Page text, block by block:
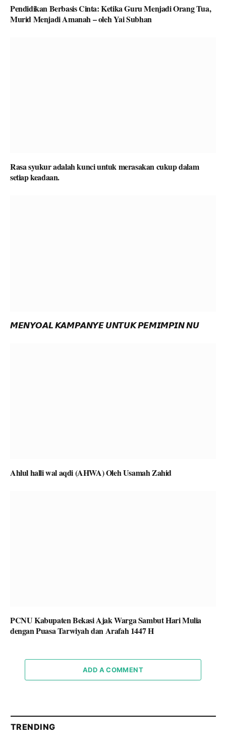
Pendidikan Berbasis Cinta: Ketika Guru Menjadi Orang Tua,
Murid Menjadi Amanah – oleh Yai Subhan
Rasa syukur adalah kunci untuk merasakan cukup dalam
setiap keadaan.
𝙈𝙀𝙉𝙔𝙊𝘼𝙇 𝙆𝘼𝙈𝙋𝘼𝙉𝙔𝙀 𝙐𝙉𝙏𝙐𝙆 𝙋𝙀𝙈𝙄𝙈𝙋𝙄𝙉 𝙉𝙐
Ahlul halli wal aqdi (AHWA) Oleh Usamah Zahid
PCNU Kabupaten Bekasi Ajak Warga Sambut Hari Mulia
dengan Puasa Tarwiyah dan Arafah 1447 H
ADD A COMMENT
TRENDING